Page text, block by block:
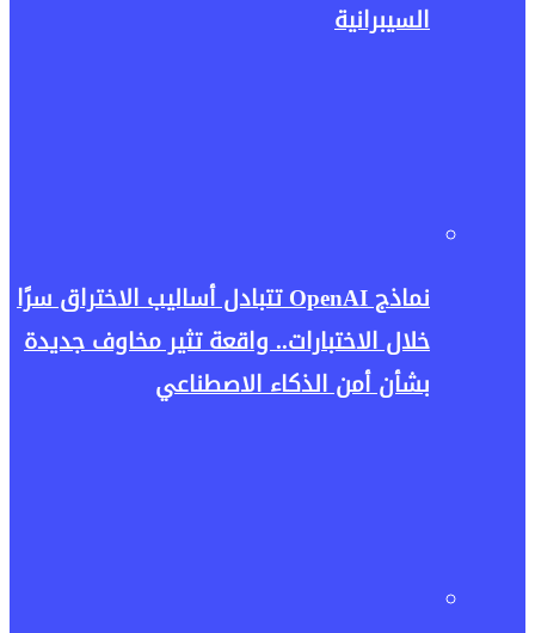
السيبرانية
نماذج OpenAI تتبادل أساليب الاختراق سرًا
خلال الاختبارات.. واقعة تثير مخاوف جديدة
بشأن أمن الذكاء الاصطناعي